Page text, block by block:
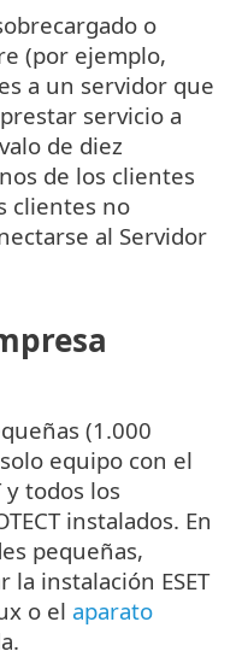
o
(por ejemplo,
a un servidor que
servicio a
de diez
de los clientes
clientes no
al Servidor
(1.000
equipo con el
y todos los
instalados. En
pequeñas,
instalación ESET
o el aparato